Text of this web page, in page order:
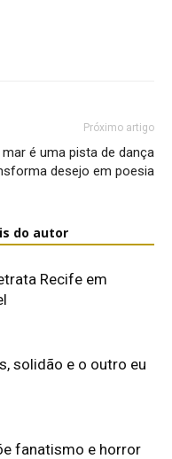
Próximo artigo
mar é uma pista de dança
desejo em poesia
do autor
Recife em
solidão e o outro eu
fanatismo e horror